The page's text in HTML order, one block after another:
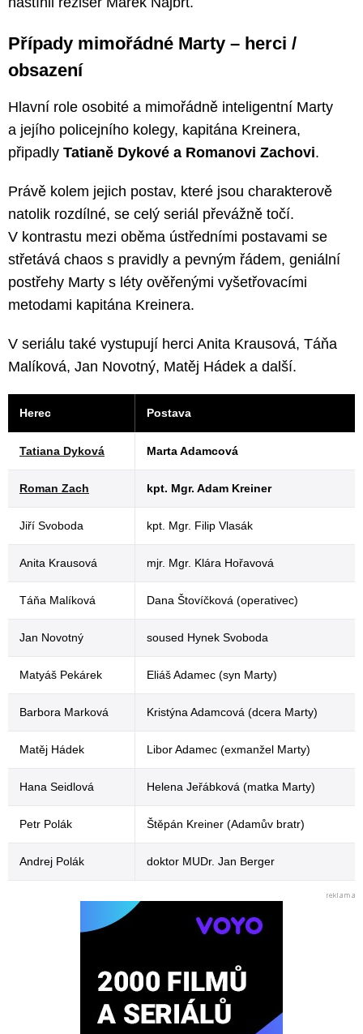
Případy mimořádné Marty – herci /
obsazení
Hlavní role osobité a mimořádně inteligentní Marty
a jejího policejního kolegy, kapitána Kreinera,
připadly Tatianě Dykové a Romanovi Zachovi.
Právě kolem jejich postav, které jsou charakterově
natolik rozdílné, se celý seriál převážně točí.
V kontrastu mezi oběma ústředními postavami se
střetává chaos s pravidly a pevným řádem, geniální
postřehy Marty s léty ověřenými vyšetřovacími
metodami kapitána Kreinera.
V seriálu také vystupují herci Anita Krausová, Táňa
Malíková, Jan Novotný, Matěj Hádek a další.
Herec Postava
Tatiana Dyková Marta Adamcová
Roman Zach kpt. Mgr. Adam Kreiner
Jiří Svoboda kpt. Mgr. Filip Vlasák
Anita Krausová mjr. Mgr. Klára Hořavová
Táňa Malíková Dana Štovíčková (operativec)
Jan Novotný soused Hynek Svoboda
Matyáš Pekárek Eliáš Adamec (syn Marty)
Barbora Marková Kristýna Adamcová (dcera Marty)
Matěj Hádek Libor Adamec (exmanžel Marty)
Hana Seidlová Helena Jeřábková (matka Marty)
Petr Polák Štěpán Kreiner (Adamův bratr)
Andrej Polák doktor MUDr. Jan Berger